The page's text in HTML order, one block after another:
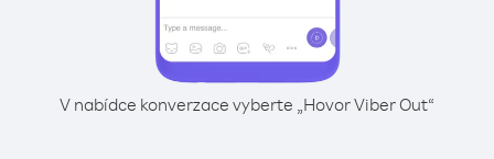
V nabídce konverzace vyberte „Hovor Viber Out“